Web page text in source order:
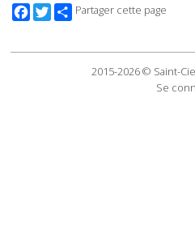
Facebook
TwitterPartager cette page
2015-2026 © Saint-
Se